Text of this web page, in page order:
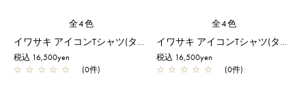
全4色
イワサキ アイコンTシャツ(タイト)/S/ホワイト【一部店舗先行販売商品】
税込 16,500yen
☆ ☆ ☆ ☆ ☆ (0件)
全4色
イワサキ アイコンTシャツ(タイト)/M/ブラック【一部店舗先行販売商品】
税込 16,500yen
☆ ☆ ☆ ☆ ☆ (0件)